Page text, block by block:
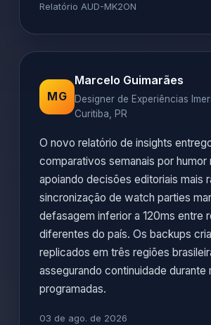
Relatório AUD-MK2ON
MG
Marcelo Guimarães
Designer de Experiências
Curitiba, PR
O novo relatório de insights
comparativos semanais por humor
apoiando decisões editoriais mais
sincronização de watch parties
defasagem inferior a 120ms entre
diferentes do país. Os backups
replicados em três regiões
assegurando continuidade durante
programadas.
03 de ago. de 2026